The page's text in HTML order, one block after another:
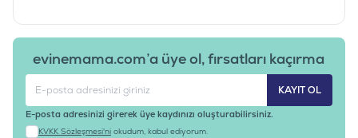
evinemama.com’a üye ol, fırsatları kaçırma
KAYIT OL
E-posta adresinizi girerek üye kaydınızı oluşturabilirsiniz.
KVKK Sözleşmesi'ni okudum, kabul ediyorum.